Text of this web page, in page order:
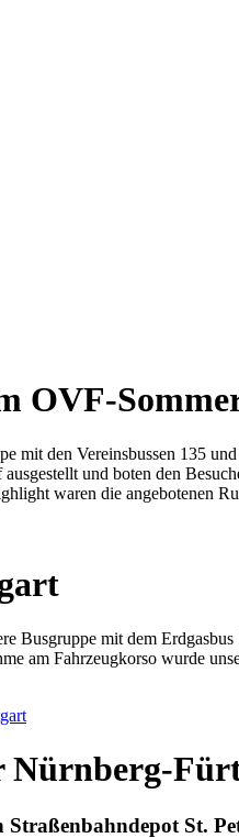
OVF-
mit den Vereinsbussen 135
und boten den
waren die angebotenen
Busgruppe mit dem
am Fahrzeugkorso wurde
Nürnberg-
St.